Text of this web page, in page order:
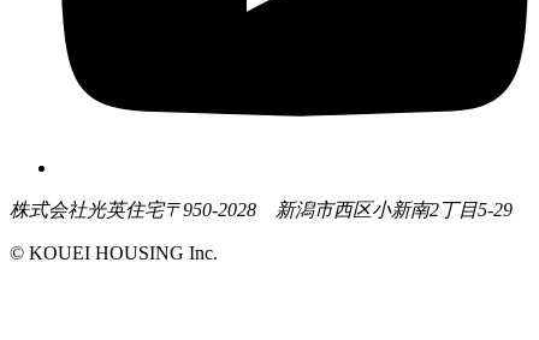
株式会社光英住宅〒950-2028 新潟市西区小新南2丁目5-29
© KOUEI HOUSING Inc.